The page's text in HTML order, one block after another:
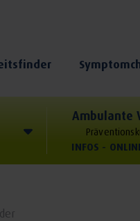
Ambulante
INFOS -